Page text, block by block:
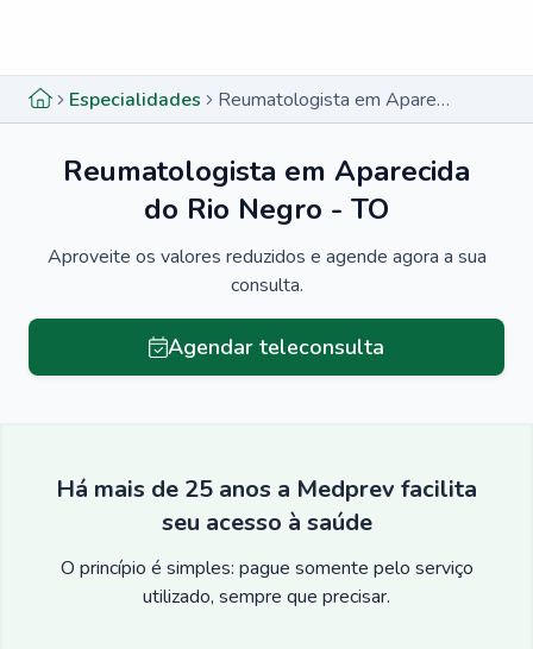
Especialidades Reumatologista em Aparecida do Rio Negro - TO
Reumatologista em Aparecida
do Rio Negro - TO
Aproveite os valores reduzidos e agende agora a sua
consulta.
Agendar teleconsulta
Há mais de 25 anos a Medprev facilita
seu acesso à saúde
O princípio é simples: pague somente pelo serviço
utilizado, sempre que precisar.